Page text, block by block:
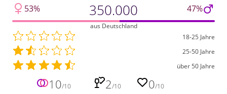
53%
350.000 47%
aus Deutschland
18-25 Jahre
25-50 Jahre
über 50 Jahre
10/10 2/10 0/10